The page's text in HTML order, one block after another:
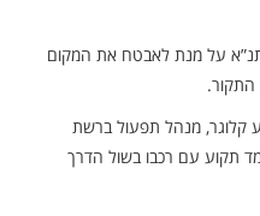
על מנת לאבטח את המקום
התקור.
קלוגר, מנהל תפעול ברשת
תקוע עם רכבו בשול הדרך